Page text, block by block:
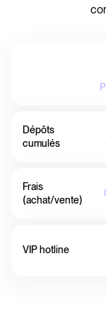
Dépôts
cumulés
Frais
(achat/vente)
VIP hotline